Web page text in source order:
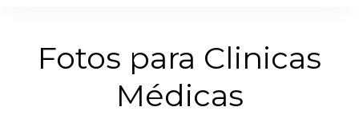
Fotos para Clinicas
Médicas